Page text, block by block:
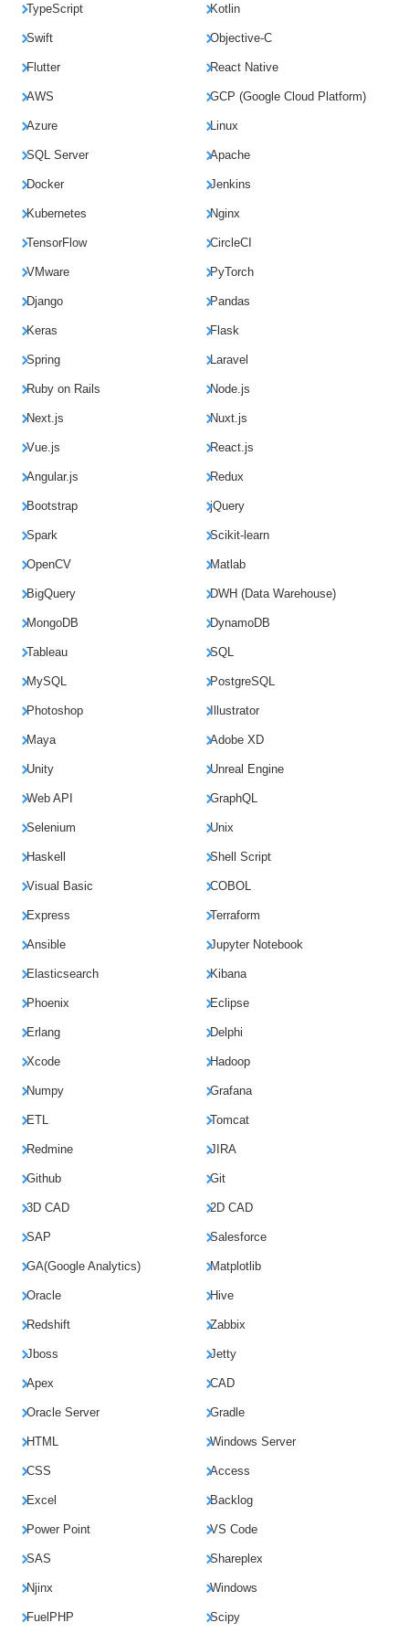
TypeScript Kotlin
Swift Objective-C
Flutter React Native
AWS GCP (Google Cloud Platform)
Azure Linux
SQL Server Apache
Docker Jenkins
Kubernetes Nginx
TensorFlow CircleCI
VMware PyTorch
Django Pandas
Keras Flask
Spring Laravel
Ruby on Rails Node.js
Next.js Nuxt.js
Vue.js React.js
Angular.js Redux
Bootstrap jQuery
Spark Scikit-learn
OpenCV Matlab
BigQuery DWH (Data Warehouse)
MongoDB DynamoDB
Tableau SQL
MySQL PostgreSQL
Photoshop Illustrator
Maya Adobe XD
Unity Unreal Engine
Web API GraphQL
Selenium Unix
Haskell Shell Script
Visual Basic COBOL
Express Terraform
Ansible Jupyter Notebook
Elasticsearch Kibana
Phoenix Eclipse
Erlang Delphi
Xcode Hadoop
Numpy Grafana
ETL Tomcat
Redmine JIRA
Github Git
3D CAD 2D CAD
SAP Salesforce
GA(Google Analytics) Matplotlib
Oracle Hive
Redshift Zabbix
Jboss Jetty
Apex CAD
Oracle Server Gradle
HTML Windows Server
CSS Access
Excel Backlog
Power Point VS Code
SAS Shareplex
Njinx Windows
FuelPHP Scipy